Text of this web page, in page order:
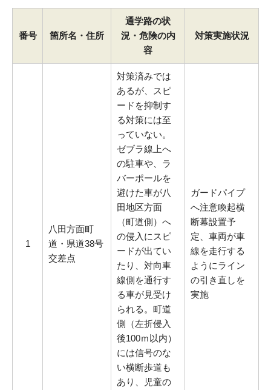
番号 箇所名・住所
通学路の状
況・危険の内
容
対策実施状況
1
八田方面町
道・県道38号
交差点
対策済みでは
あるが、スピ
ードを抑制す
る対策には至
っていない。
ゼブラ線上へ
の駐車や、ラ
バーポールを
避けた車が八
田地区方面
（町道側）へ
の侵入にスピ
ードが出てい
たり、対向車
線側を通行す
る車が見受け
られる。町道
側（左折侵入
後100ｍ以内）
には信号のな
い横断歩道も
あり、児童の
ガードパイプ
へ注意喚起横
断幕設置予
定、車両が車
線を走行する
ようにライン
の引き直しを
実施